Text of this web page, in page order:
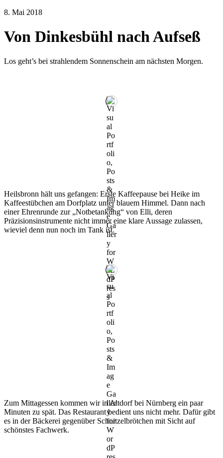
8. Mai 2018
Von Dinkesbühl nach Aufseß
Los geht’s bei strahlendem Sonnenschein am nächsten Morgen.
Heilsbronn hält uns gefangen: Erste Kaffeepause bei Heike im
Kaffeestübchen am Dorfplatz unter blauem Himmel. Dann nach
einer Ehrenrunde zur „Notbetankung“ von Elli, deren
Präzisionsinstrumente nicht immer eine klare Aussage zulassen,
wieviel denn nun noch im Tank ist.
Zum Mittagessen kommen wir in Altdorf bei Nürnberg ein paar
Minuten zu spät. Das Restaurant bedient uns nicht mehr. Dafür gibt
es in der Bäckerei gegenüber Schnitzelbrötchen mit Sicht auf
schönstes Fachwerk.